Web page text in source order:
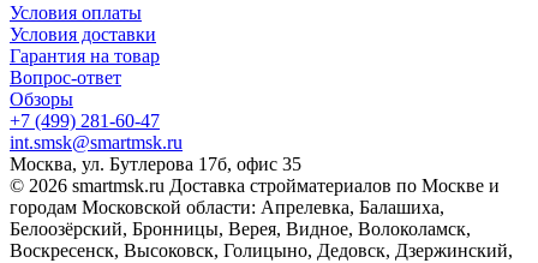
Условия оплаты
Условия доставки
Гарантия на товар
Вопрос-ответ
Обзоры
+7 (499) 281-60-47
int.smsk@smartmsk.ru
Москва, ул. Бутлерова 17б, офис 35
© 2026 smartmsk.ru Доставка стройматериалов по Москве и
городам Московской области: Апрелевка, Балашиха,
Белоозёрский, Бронницы, Верея, Видное, Волоколамск,
Воскресенск, Высоковск, Голицыно, Дедовск, Дзержинский,